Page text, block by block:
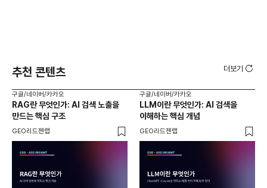
추천 콘텐츠 더보기
구글/네이버/카카오
RAG란 무엇인가: AI 검색 노출을
만드는 핵심 구조
GEO리드젠랩
구글/네이버/카카오
LLM이란 무엇인가: AI 검색을
이해하는 핵심 개념
GEO리드젠랩